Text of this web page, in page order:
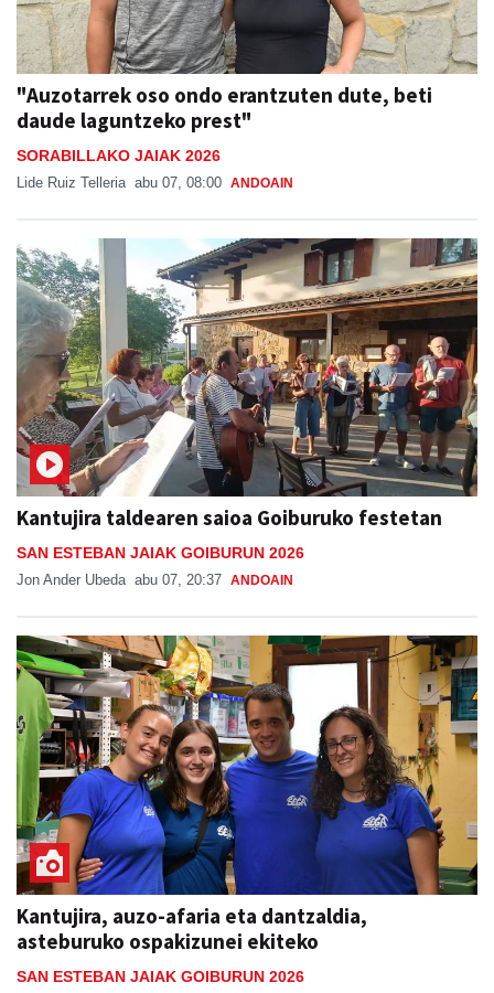
"Auzotarrek oso ondo erantzuten dute, beti
daude laguntzeko prest"
SORABILLAKO JAIAK 2026
Lide Ruiz Telleria abu 07, 08:00 ANDOAIN
Kantujira taldearen saioa Goiburuko festetan
SAN ESTEBAN JAIAK GOIBURUN 2026
Jon Ander Ubeda abu 07, 20:37 ANDOAIN
Kantujira, auzo-afaria eta dantzaldia,
asteburuko ospakizunei ekiteko
SAN ESTEBAN JAIAK GOIBURUN 2026